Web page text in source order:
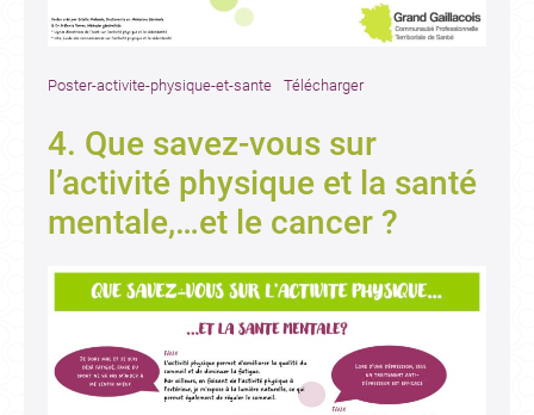
Poster-activite-physique-et-sante Télécharger
4. Que savez-vous sur
l’activité physique et la santé
mentale,…et le cancer ?